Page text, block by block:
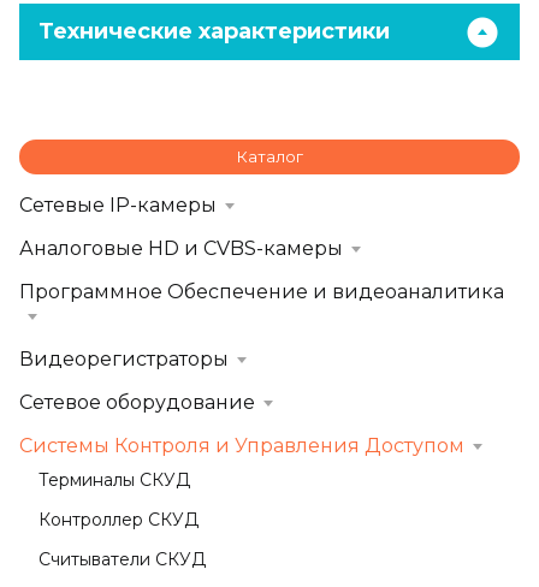
Технические характеристики
Каталог
Сетевые IP-камеры
Аналоговые HD и CVBS-камеры
Программное Обеспечение и видеоаналитика
Видеорегистраторы
Сетевое оборудование
Системы Контроля и Управления Доступом
Терминалы СКУД
Контроллер СКУД
Считыватели СКУД